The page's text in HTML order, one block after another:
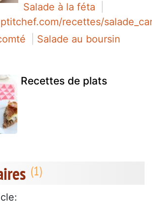
Salade à la féta
recettes/
Salade au boursin
Recettes de plats